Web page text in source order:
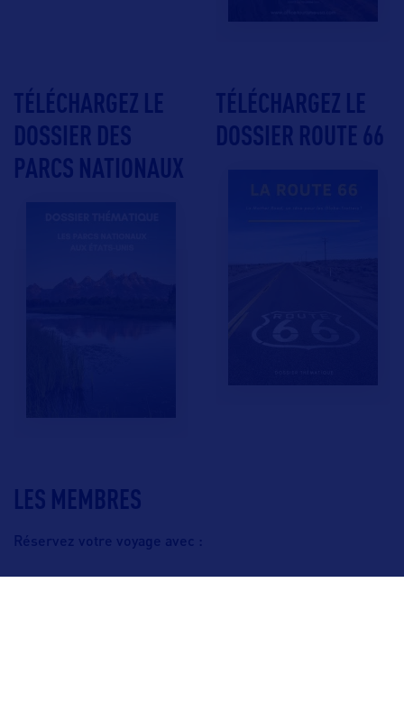
LES MEMBRES
Réservez votre voyage avec :
TÉLÉCHARGEZ LE
DOSSIER DES
PARCS NATIONAUX
TÉLÉCHARGEZ LE
DOSSIER ROUTE 66